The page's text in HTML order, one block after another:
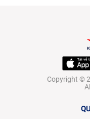
Copyright ©